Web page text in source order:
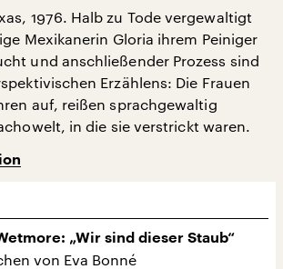
1976. Halb zu Tode vergewaltigt
Mexikanerin Gloria ihrem Peiniger
und anschließender Prozess sind
Erzählens: Die Frauen
auf, reißen sprachgewaltig
in die sie verstrickt waren.
„Wir sind dieser Staub“
von Eva Bonné